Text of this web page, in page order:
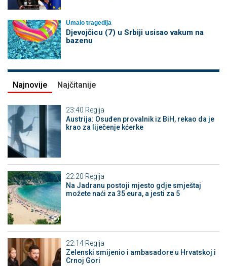
Umalo tragedija
Djevojčicu (7) u Srbiji usisao vakum na
bazenu
Najnovije Najčitanije
23:40 Regija
Austrija: Osuđen provalnik iz BiH, rekao da je
krao za liječenje kćerke
22:20 Regija
Na Jadranu postoji mjesto gdje smještaj
možete naći za 35 eura, a jesti za 5
22:14 Regija
Zelenski smijenio i ambasadore u Hrvatskoj i
Crnoj Gori